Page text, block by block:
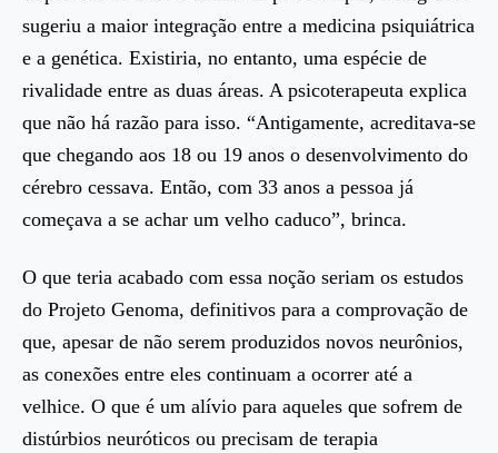
sugeriu a maior integração entre a medicina psiquiátrica
e a genética. Existiria, no entanto, uma espécie de
rivalidade entre as duas áreas. A psicoterapeuta explica
que não há razão para isso. “Antigamente, acreditava-se
que chegando aos 18 ou 19 anos o desenvolvimento do
cérebro cessava. Então, com 33 anos a pessoa já
começava a se achar um velho caduco”, brinca.
O que teria acabado com essa noção seriam os estudos
do Projeto Genoma, definitivos para a comprovação de
que, apesar de não serem produzidos novos neurônios,
as conexões entre eles continuam a ocorrer até a
velhice. O que é um alívio para aqueles que sofrem de
distúrbios neuróticos ou precisam de terapia